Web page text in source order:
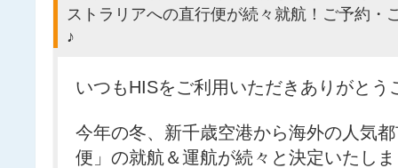
ストラリアへの直行便が続々就航！ご予約・
♪
いつもHISをご利用いただきありがとう
今年の冬、新千歳空港から海外の人気
便」の就航＆運航が続々と決定いたし